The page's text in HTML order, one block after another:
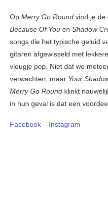
Op Merry Go Round vind je de
Because Of You en Shadow
songs die het typische geluid
gitaren afgewisseld met
vleugje pop. Niet dat we
verwachten, maar Your
Merry Go Round klinkt
in hun geval is dat een
Facebook – Instagram